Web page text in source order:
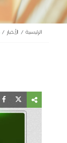
الرئيسية الأخبار